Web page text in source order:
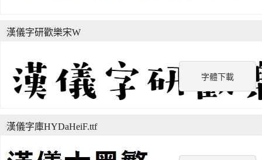
字體下載
漢儀字研歡樂宋W
漢儀字庫HYDaHeiF.ttf